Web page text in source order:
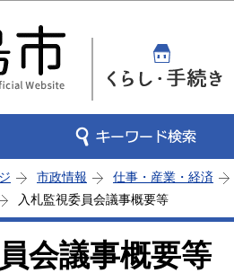
市政情報
仕事・産業・経済
入札監視委員会議事概要等
会議事概要等